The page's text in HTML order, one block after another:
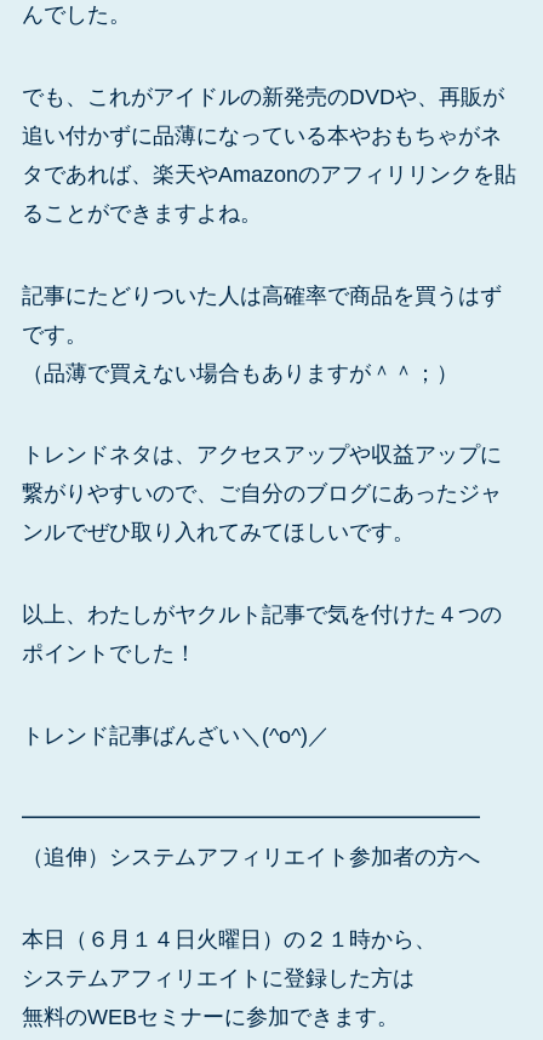
んでした。
でも、これがアイドルの新発売のDVDや、再販が
追い付かずに品薄になっている本やおもちゃがネ
タであれば、楽天やAmazonのアフィリリンクを貼
ることができますよね。
記事にたどりついた人は高確率で商品を買うはず
です。
（品薄で買えない場合もありますが＾＾；）
トレンドネタは、アクセスアップや収益アップに
繋がりやすいので、ご自分のブログにあったジャ
ンルでぜひ取り入れてみてほしいです。
以上、わたしがヤクルト記事で気を付けた４つの
ポイントでした！
トレンド記事ばんざい＼(^o^)／
━━━━━━━━━━━━━━━━━━━━━
（追伸）システムアフィリエイト参加者の方へ
本日（６月１４日火曜日）の２１時から、
システムアフィリエイトに登録した方は
無料のWEBセミナーに参加できます。